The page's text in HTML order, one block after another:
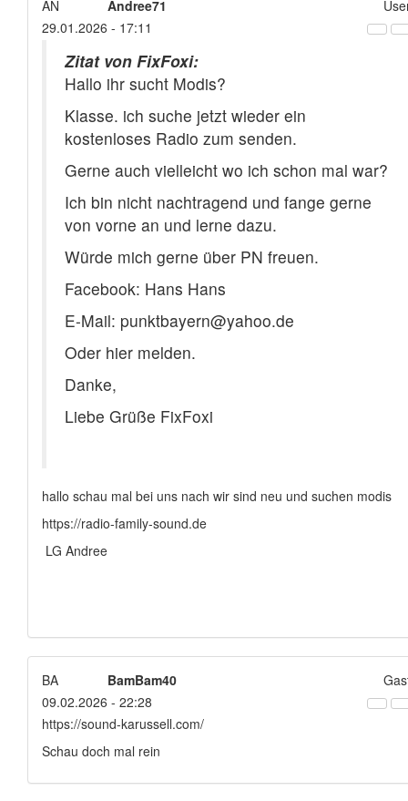
AN Andree71
29.01.2026 - 17:11
Zitat von FixFoxi:
Hallo ihr sucht Modis?
Klasse. ich suche jetzt wieder ein
kostenloses Radio zum senden.
Gerne auch vielleicht wo ich schon mal war?
Ich bin nicht nachtragend und fange gerne
von vorne an und lerne dazu.
Würde mich gerne über PN freuen.
Facebook: Hans Hans
E-Mail: punktbayern@yahoo.de
Oder hier melden.
Danke,
Liebe Grüße FixFoxi
hallo schau mal bei uns nach wir sind neu und suchen modis
https://radio-family-sound.de
LG Andree
BA BamBam40
09.02.2026 - 22:28
https://sound-karussell.com/
Schau doch mal rein